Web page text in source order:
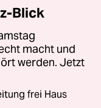
Blick
macht und
werden. Jetzt
frei Haus